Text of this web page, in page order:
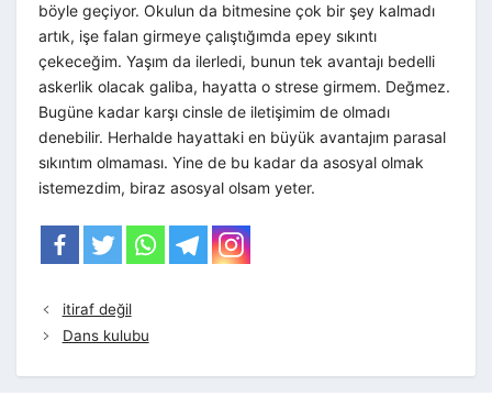
böyle geçiyor. Okulun da bitmesine çok bir şey kalmadı
artık, işe falan girmeye çalıştığımda epey sıkıntı
çekeceğim. Yaşım da ilerledi, bunun tek avantajı bedelli
askerlik olacak galiba, hayatta o strese girmem. Değmez.
Bugüne kadar karşı cinsle de iletişimim de olmadı
denebilir. Herhalde hayattaki en büyük avantajım parasal
sıkıntım olmaması. Yine de bu kadar da asosyal olmak
istemezdim, biraz asosyal olsam yeter.
itiraf değil
Dans kulubu